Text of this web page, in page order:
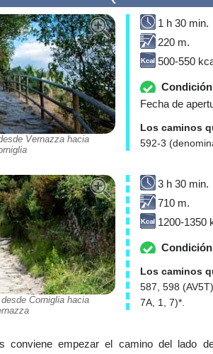
Vernazza hacia
1 h 30 min.
220 m.
500-550
Fecha de
Los caminos
592-3
Corniglia hacia
3 h 30 min.
710 m.
1200-1350
Los caminos
587, 598
7A, 1, 7)*.
conviene empezar el camino del lado